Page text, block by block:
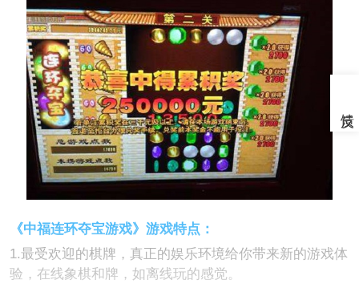
《中福连环夺宝游戏》游戏特点：
1.最受欢迎的棋牌，真正的娱乐环境给你带来新的游戏体
验，在线象棋和牌，如离线玩的感觉。